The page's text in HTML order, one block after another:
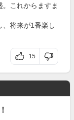
これからますま
、将来が1番楽し
15